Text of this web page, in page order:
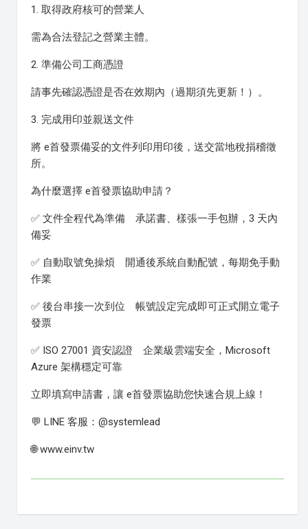
1. 取得政府核可的營業人
需為合法登記之營業主體。
2. 準備公司工商憑證
請事先確認憑證是否在效期內（過期須先更新！）。
3. 完成用印並親送文件
將 e首發票備妥的文件列印用印後，送交當地稅捐稽徵
所。
為什麼選擇 e首發票協助申請？
✅ 文件全程代為準備 承諾書、樣張一手包辦，3 天內
備妥
✅ 自動取號免操煩 開通後系統自動配號，每期免手動
作業
✅ 後台串接一次到位 帳號設定完成即可正式開立電子
發票
✅ ISO 27001 資安認證 企業級雲端安全，Microsoft
Azure 架構穩定可靠
立即填寫申請書，讓 e首發票協助您快速合規上線！
💬 LINE 客服：@systemlead
🌐 www.einv.tw